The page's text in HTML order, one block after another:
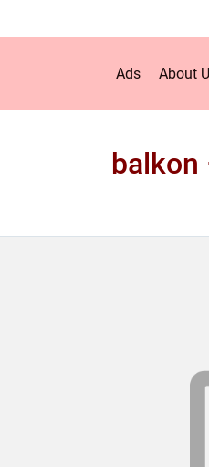
Ads About
balkon